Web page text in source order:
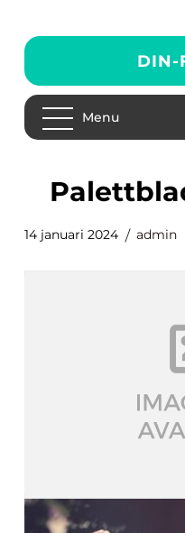
DIN-
Menu
14 januari 2024 admin